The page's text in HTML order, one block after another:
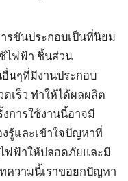
รขันประกอบเป็นที่นิยม
ไฟฟ้า ชิ้นส่วน
นๆที่มีงานประกอบ
เร็ว ทำให้ได้ผลผลิต
การใช้งานนี้อาจมี
รู้และเข้าใจปัญหาที่
ฟฟ้าให้ปลอดภัยและมี
ความนี้เราขอยกปัญหา